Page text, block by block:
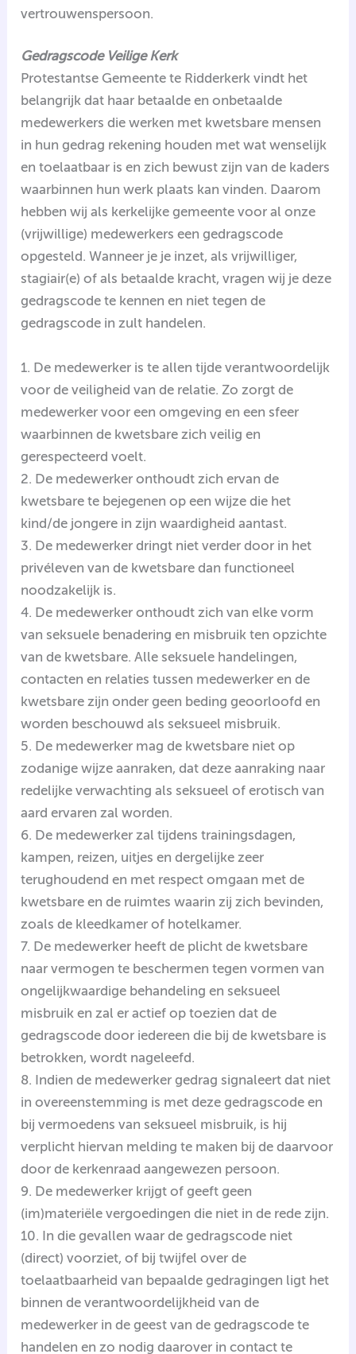
vertrouwenspersoon.
Gedragscode Veilige Kerk
Protestantse Gemeente te Ridderkerk vindt het
belangrijk dat haar betaalde en onbetaalde
medewerkers die werken met kwetsbare mensen
in hun gedrag rekening houden met wat wenselijk
en toelaatbaar is en zich bewust zijn van de kaders
waarbinnen hun werk plaats kan vinden. Daarom
hebben wij als kerkelijke gemeente voor al onze
(vrijwillige) medewerkers een gedragscode
opgesteld. Wanneer je je inzet, als vrijwilliger,
stagiair(e) of als betaalde kracht, vragen wij je deze
gedragscode te kennen en niet tegen de
gedragscode in zult handelen.
1. De medewerker is te allen tijde verantwoordelijk
voor de veiligheid van de relatie. Zo zorgt de
medewerker voor een omgeving en een sfeer
waarbinnen de kwetsbare zich veilig en
gerespecteerd voelt.
2. De medewerker onthoudt zich ervan de
kwetsbare te bejegenen op een wijze die het
kind/de jongere in zijn waardigheid aantast.
3. De medewerker dringt niet verder door in het
privéleven van de kwetsbare dan functioneel
noodzakelijk is.
4. De medewerker onthoudt zich van elke vorm
van seksuele benadering en misbruik ten opzichte
van de kwetsbare. Alle seksuele handelingen,
contacten en relaties tussen medewerker en de
kwetsbare zijn onder geen beding geoorloofd en
worden beschouwd als seksueel misbruik.
5. De medewerker mag de kwetsbare niet op
zodanige wijze aanraken, dat deze aanraking naar
redelijke verwachting als seksueel of erotisch van
aard ervaren zal worden.
6. De medewerker zal tijdens trainingsdagen,
kampen, reizen, uitjes en dergelijke zeer
terughoudend en met respect omgaan met de
kwetsbare en de ruimtes waarin zij zich bevinden,
zoals de kleedkamer of hotelkamer.
7. De medewerker heeft de plicht de kwetsbare
naar vermogen te beschermen tegen vormen van
ongelijkwaardige behandeling en seksueel
misbruik en zal er actief op toezien dat de
gedragscode door iedereen die bij de kwetsbare is
betrokken, wordt nageleefd.
8. Indien de medewerker gedrag signaleert dat niet
in overeenstemming is met deze gedragscode en
bij vermoedens van seksueel misbruik, is hij
verplicht hiervan melding te maken bij de daarvoor
door de kerkenraad aangewezen persoon.
9. De medewerker krijgt of geeft geen
(im)materiële vergoedingen die niet in de rede zijn.
10. In die gevallen waar de gedragscode niet
(direct) voorziet, of bij twijfel over de
toelaatbaarheid van bepaalde gedragingen ligt het
binnen de verantwoordelijkheid van de
medewerker in de geest van de gedragscode te
handelen en zo nodig daarover in contact te